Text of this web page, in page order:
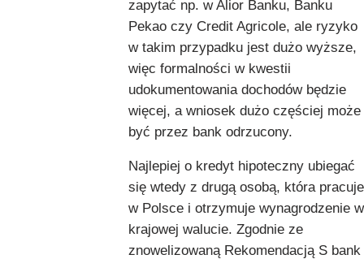
zapytać np. w Alior Banku, Banku
Pekao czy Credit Agricole, ale ryzyko
w takim przypadku jest dużo wyższe,
więc formalności w kwestii
udokumentowania dochodów będzie
więcej, a wniosek dużo częściej może
być przez bank odrzucony.
Najlepiej o kredyt hipoteczny ubiegać
się wtedy z drugą osobą, która pracuje
w Polsce i otrzymuje wynagrodzenie w
krajowej walucie. Zgodnie ze
znowelizowaną Rekomendacją S bank